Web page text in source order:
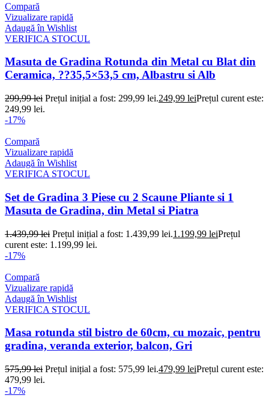
Compară
Vizualizare rapidă
Adaugă în Wishlist
VERIFICA STOCUL
Masuta de Gradina Rotunda din Metal cu Blat din
Ceramica, ??35,5×53,5 cm, Albastru si Alb
299,99lei Prețul inițial a fost: 299,99 lei.249,99 leiPrețul curent este:
249,99 lei.
-17%
Compară
Vizualizare rapidă
Adaugă în Wishlist
VERIFICA STOCUL
Set de Gradina 3 Piese cu 2 Scaune Pliante si 1
Masuta de Gradina, din Metal si Piatra
1.439,99lei Prețul inițial a fost: 1.439,99 lei.1.199,99 leiPrețul
curent este: 1.199,99 lei.
-17%
Compară
Vizualizare rapidă
Adaugă în Wishlist
VERIFICA STOCUL
Masa rotunda stil bistro de 60cm, cu mozaic, pentru
gradina, veranda exterior, balcon, Gri
575,99lei Prețul inițial a fost: 575,99 lei.479,99 leiPrețul curent este:
479,99 lei.
-17%